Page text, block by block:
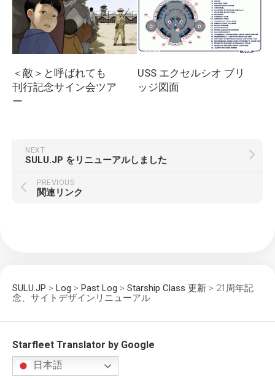
＜敵＞と呼ばれても
刊行記念サイン会ツア
ー
USS エクセルシオ ブリ
ッジ図面
NEXT
SULU.JP をリニューアルしました
PREVIOUS
関連リンク
SULU.JP > Log > Past Log > Starship Class 更新 > 21周年記
念、サイトデザインリニューアル
Starfleet Translator by Google
日本語